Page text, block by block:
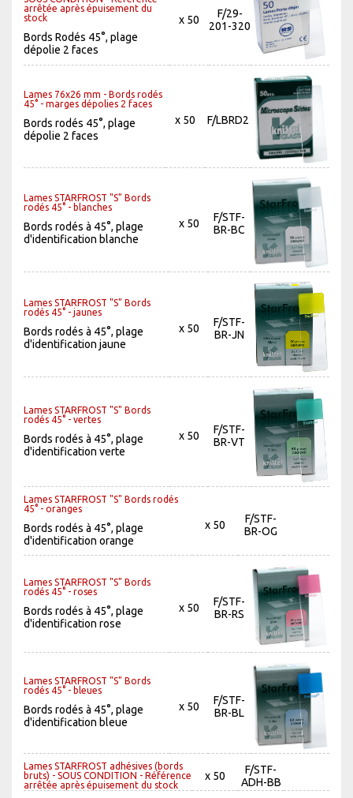
arrêtée après épuisement du
stock
Bords Rodés 45°, plage
dépolie 2 faces
x 50
F/29-
201-320
Lames 76x26 mm - Bords rodés
45° - marges dépolies 2 faces
Bords rodés 45°, plage
dépolie 2 faces
x 50 F/LBRD2
Lames STARFROST "S" Bords
rodés 45° - blanches
Bords rodés à 45°, plage
d'identification blanche
x 50
F/STF-
BR-BC
Lames STARFROST "S" Bords
rodés 45° - jaunes
Bords rodés à 45°, plage
d'identification jaune
x 50
F/STF-
BR-JN
Lames STARFROST "S" Bords
rodés 45° - vertes
Bords rodés à 45°, plage
d'identification verte
x 50
F/STF-
BR-VT
Lames STARFROST "S" Bords rodés
45° - oranges
Bords rodés à 45°, plage
d'identification orange
x 50
F/STF-
BR-OG
Lames STARFROST "S" Bords
rodés 45° - roses
Bords rodés à 45°, plage
d'identification rose
x 50
F/STF-
BR-RS
Lames STARFROST "S" Bords
rodés 45° - bleues
Bords rodés à 45°, plage
d'identification bleue
x 50
F/STF-
BR-BL
Lames STARFROST adhésives (bords
bruts) - SOUS CONDITION - Référence
arrêtée après épuisement du stock
x 50
F/STF-
ADH-BB